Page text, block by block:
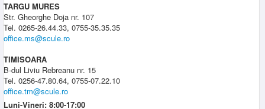
TARGU MURES
Str. Gheorghe Doja nr. 107
Tel. 0265-26.44.33, 0755-35.35.35
office.ms@scule.ro
TIMISOARA
B-dul Liviu Rebreanu nr. 15
Tel. 0256-47.80.64, 0755-07.22.10
office.tm@scule.ro
Luni-Vineri: 8:00-17:00